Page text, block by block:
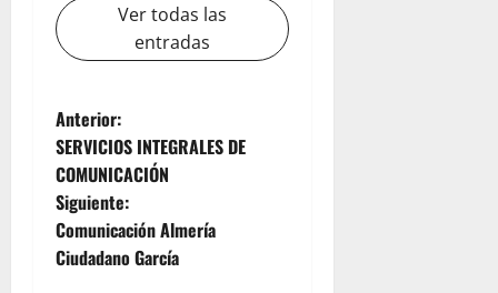
Ver todas las
entradas
N
a
v
e
Anterior:
SERVICIOS INTEGRALES DE
COMUNICACIÓN
Siguiente:
Comunicación Almería
Ciudadano García